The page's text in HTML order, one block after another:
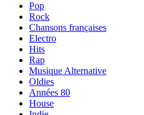
Pop
Rock
Chansons françaises
Electro
Hits
Rap
Musique Alternative
Oldies
Années 80
House